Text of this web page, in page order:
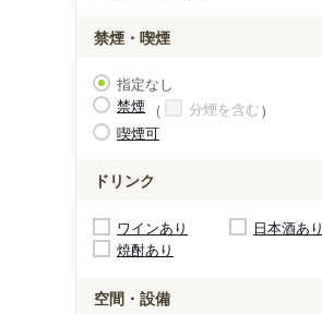
禁煙・喫煙
指定なし
禁煙
分煙を含む
喫煙可
ドリンク
ワインあり
日本酒あり
焼酎あり
空間・設備